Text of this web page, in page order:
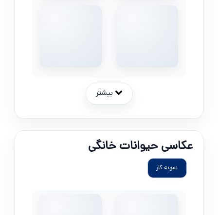
بیشتر
عکاسی حیوانات خانگی
نمونه کار